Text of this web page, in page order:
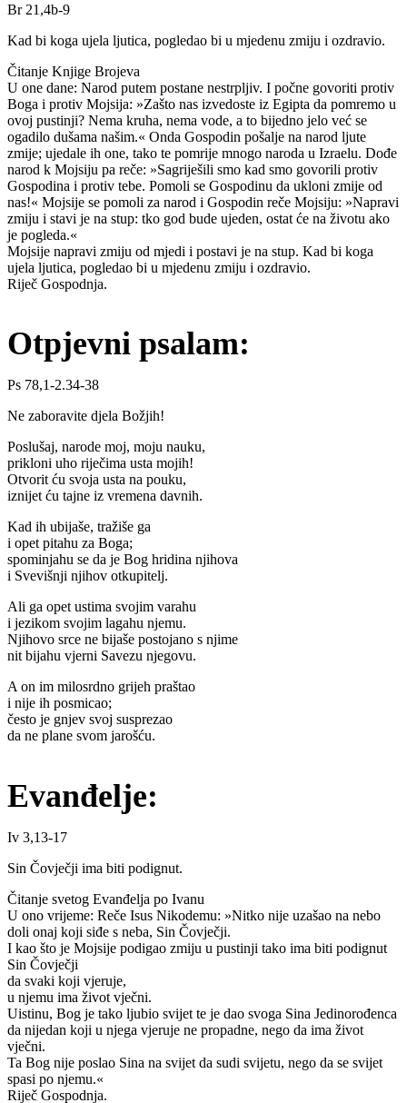
Br 21,4b-9
Kad bi koga ujela ljutica, pogledao bi u mjedenu zmiju i ozdravio.
Čitanje Knjige Brojeva
U one dane: Narod putem postane nestrpljiv. I počne govoriti protiv
Boga i protiv Mojsija: »Zašto nas izvedoste iz Egipta da pomremo u
ovoj pustinji? Nema kruha, nema vode, a to bijedno jelo već se
ogadilo dušama našim.« Onda Gospodin pošalje na narod ljute
zmije; ujedale ih one, tako te pomrije mnogo naroda u Izraelu. Dođe
narod k Mojsiju pa reče: »Sagriješili smo kad smo govorili protiv
Gospodina i protiv tebe. Pomoli se Gospodinu da ukloni zmije od
nas!« Mojsije se pomoli za narod i Gospodin reče Mojsiju: »Napravi
zmiju i stavi je na stup: tko god bude ujeden, ostat će na životu ako
je pogleda.«
Mojsije napravi zmiju od mjedi i postavi je na stup. Kad bi koga
ujela ljutica, pogledao bi u mjedenu zmiju i ozdravio.
Riječ Gospodnja.
Otpjevni psalam:
Ps 78,1-2.34-38
Ne zaboravite djela Božjih!
Poslušaj, narode moj, moju nauku,
prikloni uho riječima usta mojih!
Otvorit ću svoja usta na pouku,
iznijet ću tajne iz vremena davnih.
Kad ih ubijaše, tražiše ga
i opet pitahu za Boga;
spominjahu se da je Bog hridina njihova
i Svevišnji njihov otkupitelj.
Ali ga opet ustima svojim varahu
i jezikom svojim lagahu njemu.
Njihovo srce ne bijaše postojano s njime
nit bijahu vjerni Savezu njegovu.
A on im milosrdno grijeh praštao
i nije ih posmicao;
često je gnjev svoj susprezao
da ne plane svom jarošću.
Evanđelje:
Iv 3,13-17
Sin Čovječji ima biti podignut.
Čitanje svetog Evanđelja po Ivanu
U ono vrijeme: Reče Isus Nikodemu: »Nitko nije uzašao na nebo
doli onaj koji siđe s neba, Sin Čovječji.
I kao što je Mojsije podigao zmiju u pustinji tako ima biti podignut
Sin Čovječji
da svaki koji vjeruje,
u njemu ima život vječni.
Uistinu, Bog je tako ljubio svijet te je dao svoga Sina Jedinorođenca
da nijedan koji u njega vjeruje ne propadne, nego da ima život
vječni.
Ta Bog nije poslao Sina na svijet da sudi svijetu, nego da se svijet
spasi po njemu.«
Riječ Gospodnja.